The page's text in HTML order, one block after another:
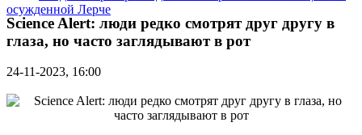
осужденной Лерче
Science Alert: люди редко смотрят друг другу в
глаза, но часто заглядывают в рот
24-11-2023, 16:00